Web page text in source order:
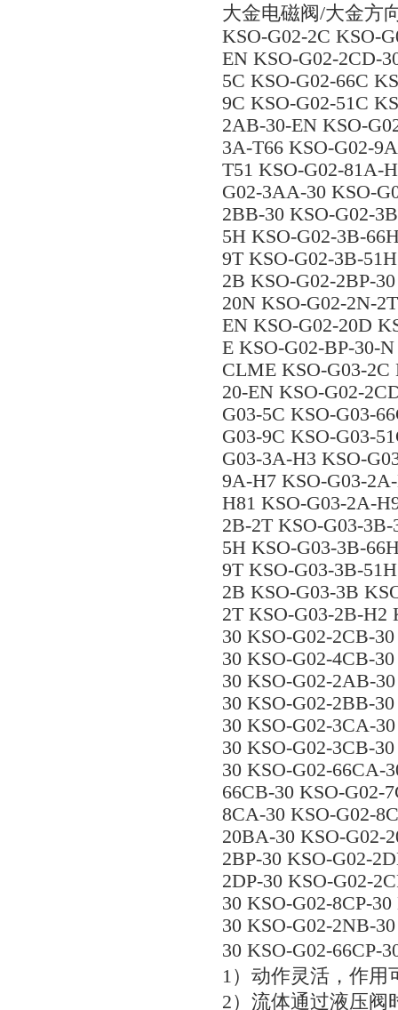
大金电磁阀/大金方
KSO-G02-2C KSO-
EN KSO-G02-2CD-
5C KSO-G02-66C
9C KSO-G02-51C
2AB-30-EN KSO-
3A-T66 KSO-G02-
T51 KSO-G02-81A-
G02-3AA-30 KSO-
2BB-30 KSO-G02-
5H KSO-G02-3B-
9T KSO-G02-3B-
2B KSO-G02-2BP-
20N KSO-G02-2N-
EN KSO-G02-20D
E KSO-G02-BP-30-
CLME KSO-G03-2C
20-EN KSO-G02-
G03-5C KSO-G03-
G03-9C KSO-G03-
G03-3A-H3 KSO-
9A-H7 KSO-G03-
H81 KSO-G03-2A-
2B-2T KSO-G03-
5H KSO-G03-3B-
9T KSO-G03-3B-
2B KSO-G03-3B
2T KSO-G03-2B-H2
30 KSO-G02-2CB-
30 KSO-G02-4CB-
30 KSO-G02-2AB-
30 KSO-G02-2BB-
30 KSO-G02-3CA-
30 KSO-G02-3CB-
30 KSO-G02-66CA-
66CB-30 KSO-G02-
8CA-30 KSO-G02-
20BA-30 KSO-G02-
2BP-30 KSO-G02-
2DP-30 KSO-G02-
30 KSO-G02-8CP-
30 KSO-G02-2NB-
30 KSO-G02-
1）动作灵活，作用
2）流体通过液压阀